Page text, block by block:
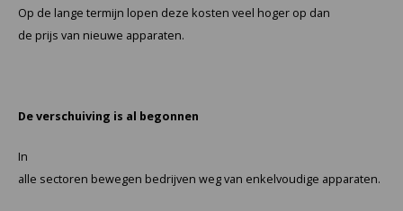
Op de lange termijn lopen deze kosten veel hoger op dan
de prijs van nieuwe apparaten.
De verschuiving is al begonnen
In
alle sectoren bewegen bedrijven weg van enkelvoudige apparaten.